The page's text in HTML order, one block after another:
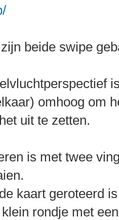
beide swipe
omhoog om
uit te zetten.
is met twee
kaart geroteerd
rondje met